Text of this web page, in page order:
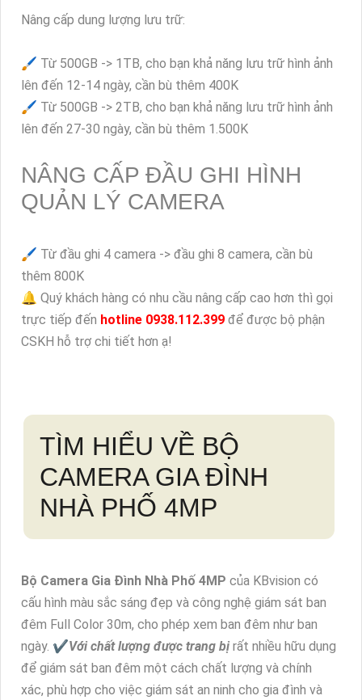
lượng thi công thực tế.
🔥 CÁC TÙY CHỌN DÀNH
CHO QUÝ KHÁCH HÀNG CÓ
NHU CẦU NÂNG CẤP HỆ
THỐNG:
Nâng cấp dung lượng lưu trữ:
lên đến 12-14 ngày, cần bù thêm 400K
🖌 Từ 500GB -> 2TB, cho bạn khả năng lưu trữ hình ảnh
lên đến 27-30 ngày, cần bù thêm 1.500K
NÂNG CẤP ĐẦU GHI HÌNH
🖌 Từ đầu ghi 4 camera -> đầu ghi 8 camera, cần bù
thêm 800K
🔔 Quý khách hàng có nhu cầu nâng cấp cao hơn thì gọi
trực tiếp đếnhotline 0938.112.399 để được bộ phận
CSKH hỗ trợ chi tiết hơn ạ!